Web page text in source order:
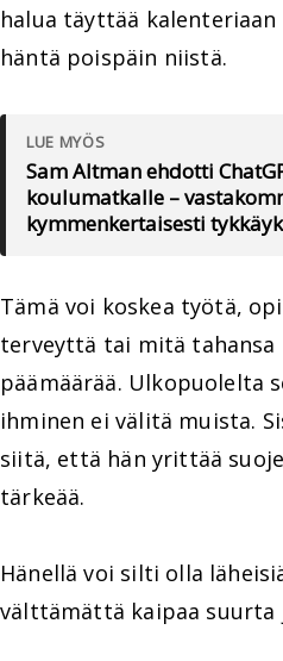
halua täyttää
häntä poispäin niistä.
LUE MYÖS
Sam Altman ehdotti
koulumatkalle –
kymmenkertaisesti
Tämä voi koskea työtä,
terveyttä tai mitä
päämäärää. Ulkopuolelta
ihminen ei välitä muista.
siitä, että hän yrittää
tärkeää.
Hänellä voi silti olla
välttämättä kaipaa suurta